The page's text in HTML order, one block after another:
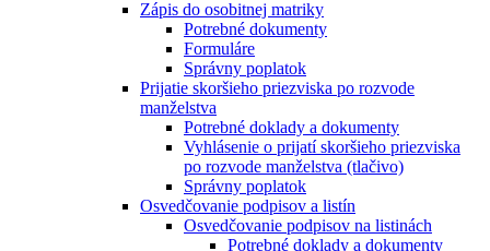
Zápis do osobitnej matriky
Potrebné dokumenty
Formuláre
Správny poplatok
Prijatie skoršieho priezviska po rozvode
manželstva
Potrebné doklady a dokumenty
Vyhlásenie o prijatí skoršieho priezviska
po rozvode manželstva (tlačivo)
Správny poplatok
Osvedčovanie podpisov a listín
Osvedčovanie podpisov na listinách
Potrebné doklady a dokumenty